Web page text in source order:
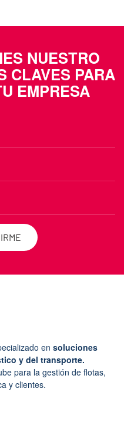
NUESTRO
CLAVES PARA
EMPRESA
en soluciones
y del transporte.
para la gestión de flotas,
y clientes.